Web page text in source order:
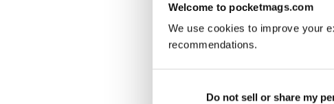
Welcome to pocketmags.com
We use cookies to improve your
recommendations.
Do not sell or share my
SPECIAL EDITIONS